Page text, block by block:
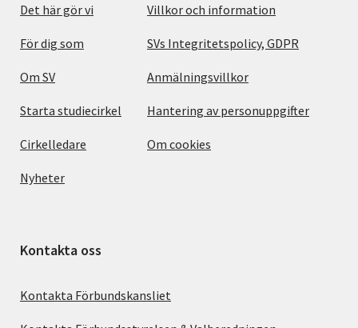
Det här gör vi
För dig som
Om SV
Starta studiecirkel
Cirkelledare
Nyheter
Villkor och information
SVs Integritetspolicy, GDPR
Anmälningsvillkor
Hantering av personuppgifter
Om cookies
Kontakta oss
Kontakta Förbundskansliet